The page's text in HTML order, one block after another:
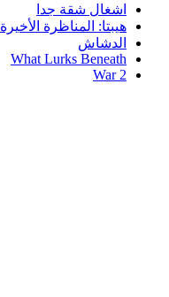
اشغال شقة جدا
هيبتا: المناظرة الأخيرة
الدشاش
What Lurks Beneath
War 2